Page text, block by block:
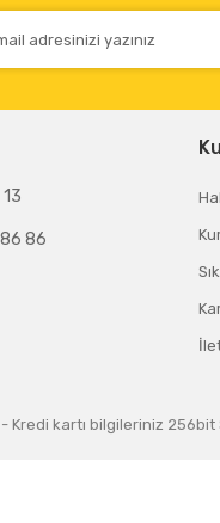
86
kartı bilgileriniz 256bit